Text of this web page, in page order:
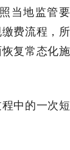
当地监管要
费流程，所
复常态化施
中的一次短